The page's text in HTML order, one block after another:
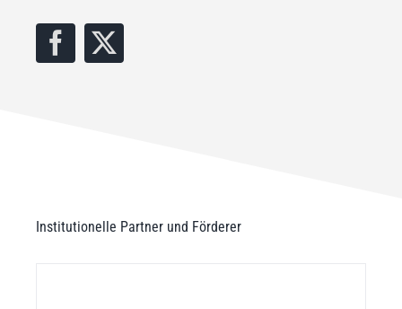
Institutionelle Partner und Förderer